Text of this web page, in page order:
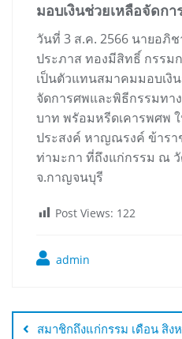
มอบเงินช่วยเหลือจัดกา
วันที่ 3 ส.ค. 2566 นายอภิ
ประภาส ทองมีสิทธิ์ กรร
เป็นตัวแทนสมาคมมอบเงิ
จัดการศพและพิธีกรรมทา
บาท พรัอมหรีดเคารพศพ
ประสงค์ หาญณรงค์ ข้ารา
ท่ามะกา ที่ถึงแก่กรรม ณ วั
จ.กาญจนบุรี
Post Views: 122
admin
เรื่องสมาชิกถึงแก่กรรม เดือน สิง